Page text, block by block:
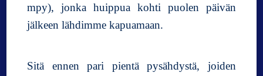
mpy), jonka huippua kohti puolen päivän
jälkeen lähdimme kapuamaan.
Sitä ennen pari pientä pysähdystä, joiden